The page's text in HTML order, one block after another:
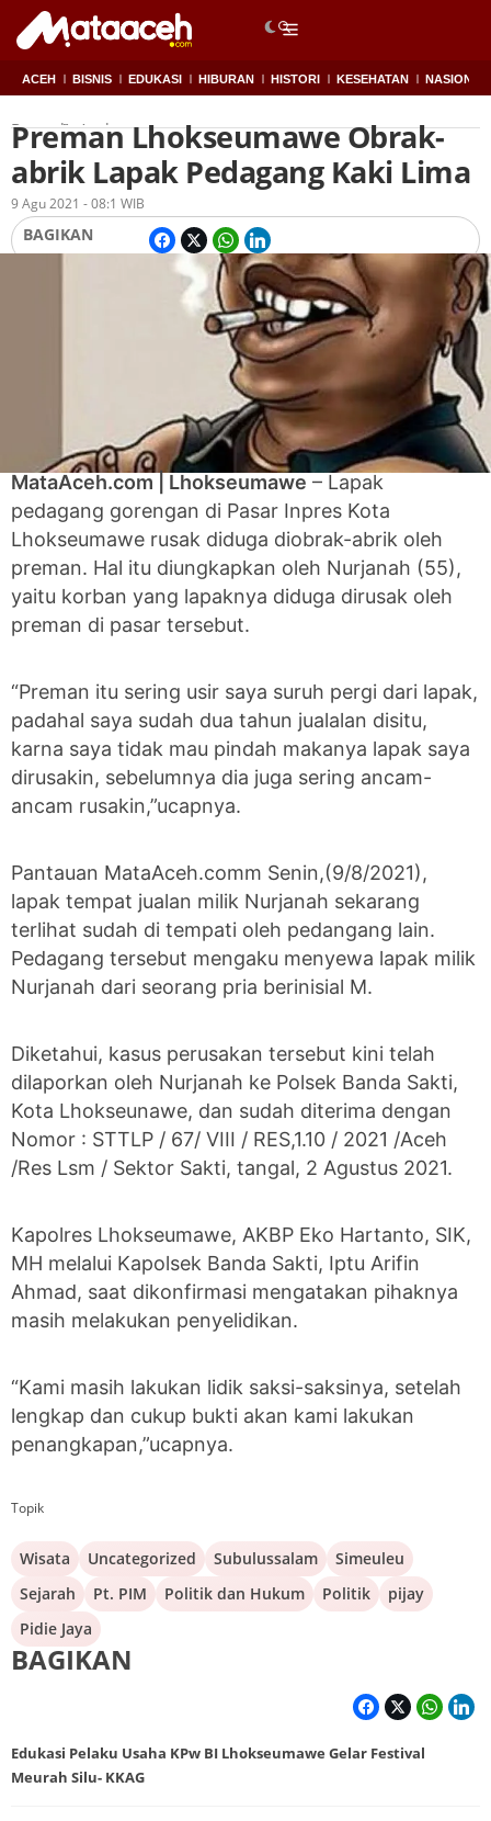
ACEH BISNIS EDUKASI HIBURAN HISTORI KESEHATAN NASIONAL
Beranda Aceh
Preman Lhokseumawe Obrak-
abrik Lapak Pedagang Kaki Lima
OlehRedaksi
9 Agu 2021 - 08:1 WIB
BAGIKAN
MataAceh.com | Lhokseumawe – Lapak
pedagang gorengan di Pasar Inpres Kota
Lhokseumawe rusak diduga diobrak-abrik oleh
preman. Hal itu diungkapkan oleh Nurjanah (55),
yaitu korban yang lapaknya diduga dirusak oleh
preman di pasar tersebut.
“Preman itu sering usir saya suruh pergi dari lapak,
padahal saya sudah dua tahun jualalan disitu,
karna saya tidak mau pindah makanya lapak saya
dirusakin, sebelumnya dia juga sering ancam-
ancam rusakin,”ucapnya.
Pantauan MataAceh.comm Senin,(9/8/2021),
lapak tempat jualan milik Nurjanah sekarang
terlihat sudah di tempati oleh pedangang lain.
Pedagang tersebut mengaku menyewa lapak milik
Nurjanah dari seorang pria berinisial M.
Diketahui, kasus perusakan tersebut kini telah
dilaporkan oleh Nurjanah ke Polsek Banda Sakti,
Kota Lhokseunawe, dan sudah diterima dengan
Nomor : STTLP / 67/ VIII / RES,1.10 / 2021 /Aceh
/Res Lsm / Sektor Sakti, tangal, 2 Agustus 2021.
Kapolres Lhokseumawe, AKBP Eko Hartanto, SIK,
MH melalui Kapolsek Banda Sakti, Iptu Arifin
Ahmad, saat dikonfirmasi mengatakan pihaknya
masih melakukan penyelidikan.
“Kami masih lakukan lidik saksi-saksinya, setelah
lengkap dan cukup bukti akan kami lakukan
penangkapan,”ucapnya.
Topik
Wisata Uncategorized Subulussalam
Simeuleu
Sejarah
Pt. PIM Politik dan Hukum Politik
pijay
Pidie Jaya
BAGIKAN
Edukasi Pelaku Usaha KPw BI Lhokseumawe Gelar Festival
Meurah Silu- KKAG